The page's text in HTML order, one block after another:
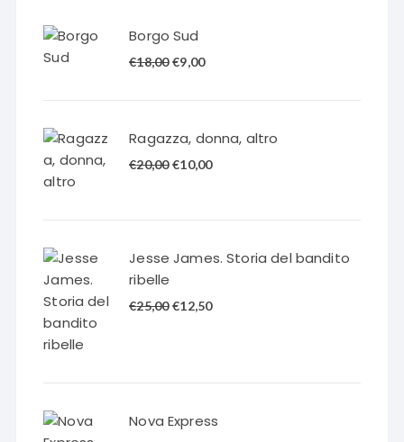
Borgo Sud
€18,00 Il
€18,00.
€9,00Il
€9,00.
Ragazza, donna, altro
€20,00 Il
€20,00.
€10,00Il
€10,00.
Jesse James. Storia del bandito
ribelle
€25,00 Il
€12,50Il
Nova Express